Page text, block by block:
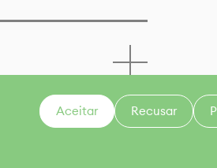
Aceitar Recusar